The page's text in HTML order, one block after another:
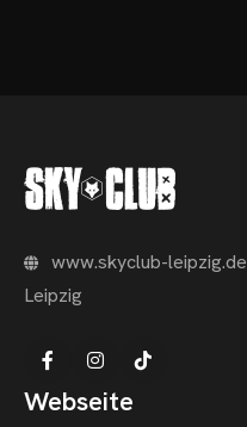
www.skyclub-leipzig.de
Leipzig
Webseite